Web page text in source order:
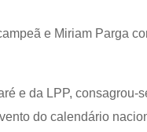
e Miriam Parga
e da LPP,
do calendário